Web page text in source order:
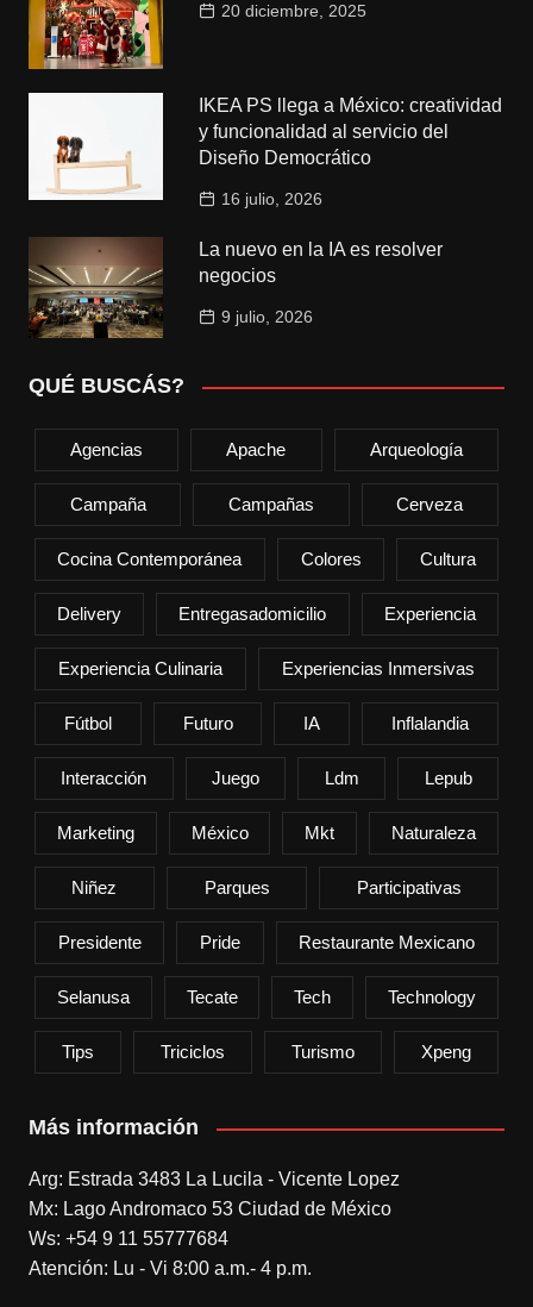
20 diciembre, 2025
IKEA PS llega a México: creatividad
y funcionalidad al servicio del
Diseño Democrático
16 julio, 2026
La nuevo en la IA es resolver
negocios
9 julio, 2026
QUÉ BUSCÁS?
Agencias Apache Arqueología
Campaña Campañas Cerveza
Cocina Contemporánea Colores Cultura
Delivery Entregasadomicilio Experiencia
Experiencia Culinaria Experiencias Inmersivas
Fútbol Futuro IA Inflalandia
Interacción Juego Ldm Lepub
Marketing México Mkt Naturaleza
Niñez Parques Participativas
Presidente Pride Restaurante Mexicano
Selanusa Tecate Tech Technology
Tips Triciclos Turismo Xpeng
Más información
Arg: Estrada 3483 La Lucila - Vicente Lopez
Mx: Lago Andromaco 53 Ciudad de México
Ws: +54 9 11 55777684
Atención: Lu - Vi 8:00 a.m.- 4 p.m.